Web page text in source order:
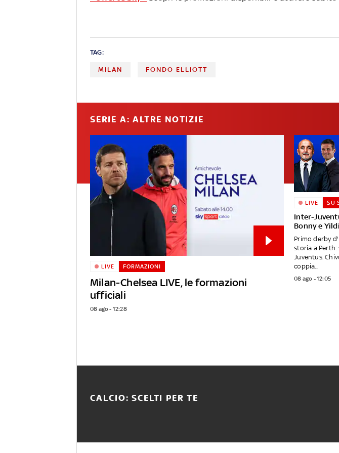
TAG:
MILAN FONDO ELLIOTT
SERIE A: ALTRE NOTIZIE
Milan-Chelsea LIVE, le formazioni
ufficiali
LIVE FORMAZIONI
08 ago - 12:28
Inter-
Bonny e
LIVE SU
Primo derby
storia a Perth:
Juventus.
coppia...
08 ago - 12:05
CALCIO: SCELTI PER TE